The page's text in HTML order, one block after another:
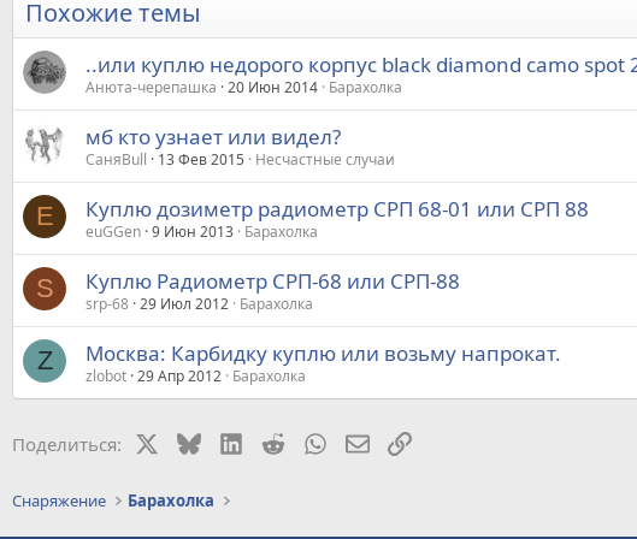
Похожие темы
..или куплю недорого корпус black diamond camo spot
Анюта-черепашка 20 Июн 2014 Барахолка
мб кто узнает или видел?
СаняBull 13 Фев 2015 Несчастные случаи
E Куплю дозиметр радиометр СРП 68-01 или СРП 88
euGGen 9 Июн 2013 Барахолка
S Куплю Радиометр СРП-68 или СРП-88
srp-68 29 Июл 2012 Барахолка
Z Москва: Карбидку куплю или возьму напрокат.
zlobot 29 Апр 2012 Барахолка
Поделиться: BlueskyLinkedIn
Reddit WhatsApp
Электронная почта
Ссылка
Снаряжение Барахолка